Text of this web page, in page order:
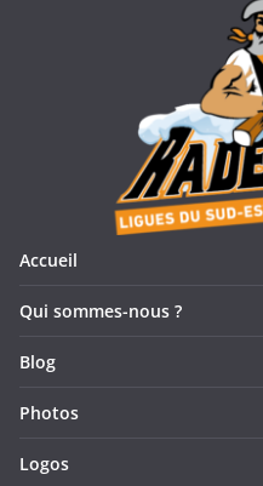
Accueil
Qui sommes-nous ?
Blog
Photos
Logos